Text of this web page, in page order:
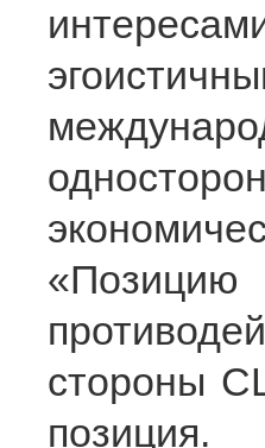
стороны
позиция.